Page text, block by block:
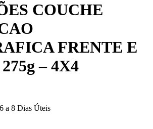
COUCHE
FRENTE E
– 4X4
a 8 Dias Úteis